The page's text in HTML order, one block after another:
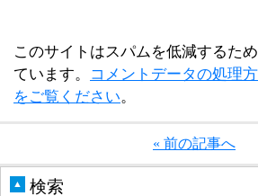
このサイトはスパムを低減するた
ています。
コメントデータの処理
をご覧ください。
« 前の記事へ
▲ 検索